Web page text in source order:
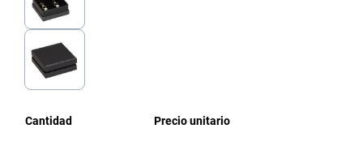
Cantidad Precio unitario